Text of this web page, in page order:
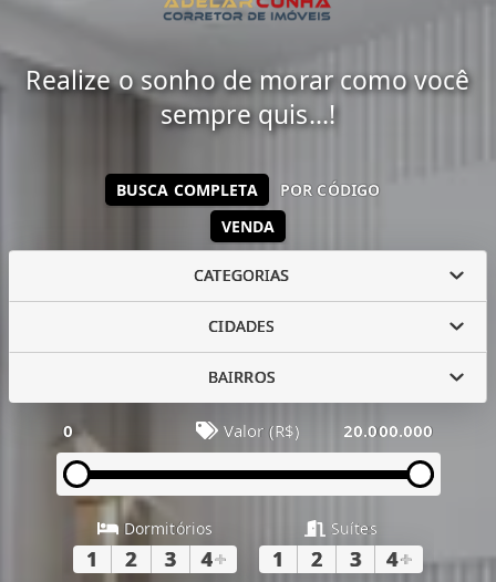
Realize o sonho de morar como você
sempre quis...!
VENDA
BUSCA COMPLETA POR CÓDIGO
CATEGORIAS
CIDADES
BAIRROS
0 Valor (R$) 20.000.000
Dormitórios
1 2 3 4+
Suítes
1 2 3 4+